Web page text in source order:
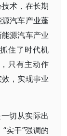
术，在长期
汽车产业蓬
源汽车产业
住了时代机
只有主动作
，实现事业
切从实际出
实干”强调的